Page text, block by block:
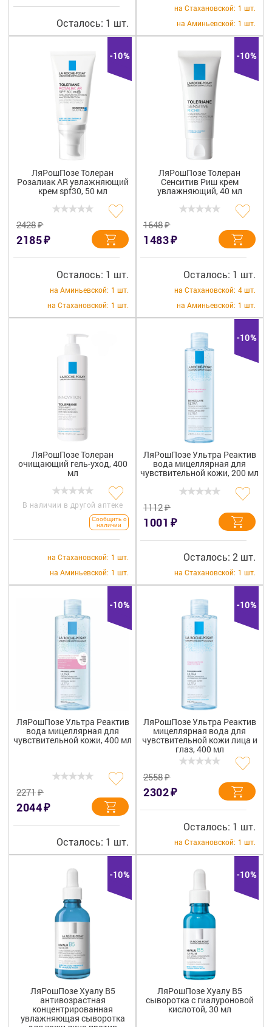
Осталось: 1 шт.
на Стахановской: 1 шт.
на Аминьевской: 1 шт.
-10%
ЛяРошПозе Толеран
Розалиак AR увлажняющий
крем spf30, 50 мл
2428₽
2185₽
Осталось: 1 шт.
на Аминьевской: 1 шт.
на Стахановской: 1 шт.
-10%
ЛяРошПозе Толеран
Сенситив Риш крем
увлажняющий, 40 мл
1648₽
1483₽
Осталось: 1 шт.
на Стахановской: 4 шт.
на Аминьевской: 1 шт.
ЛяРошПозе Толеран
очищающий гель-уход, 400
мл
В наличии в другой аптеке
Сообщить о
наличии
на Стахановской: 1 шт.
на Аминьевской: 1 шт.
-10%
ЛяРошПозе Ультра Реактив
вода мицеллярная для
чувствительной кожи, 200 мл
1112₽
1001 ₽
Осталось: 2 шт.
на Стахановской: 1 шт.
-10%
ЛяРошПозе Ультра Реактив
вода мицеллярная для
чувствительной кожи, 400 мл
2271₽
2044₽
Осталось: 1 шт.
-10%
ЛяРошПозе Ультра Реактив
мицеллярная вода для
чувствительной кожи лица и
глаз, 400 мл
2558₽
2302₽
Осталось: 1 шт.
на Стахановской: 1 шт.
-10%
ЛяРошПозе Хуалу B5
антивозрастная
концентрированная
увлажняющая сыворотка
-10%
ЛяРошПозе Хуалу B5
сыворотка с гиалуроновой
кислотой, 30 мл